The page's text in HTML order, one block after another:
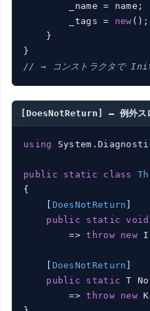
        _name = name;
        _tags =
new ();
    }
// → コンストラクタで Init
[DoesNotReturn] — 例外ス
using
public static class
{
DoesNotReturn
public
static void
        =>
throw new
DoesNotReturn
public
static T
        =>
throw new